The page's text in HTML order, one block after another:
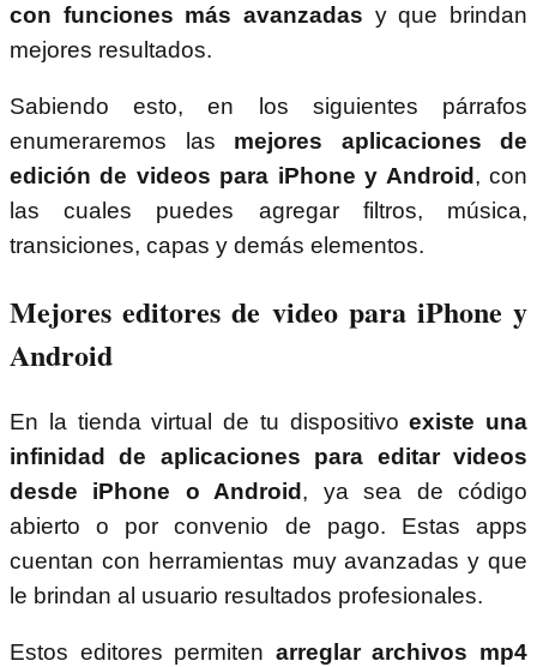
con funciones más avanzadas y que brindan
mejores resultados.
Sabiendo esto, en los siguientes párrafos
enumeraremos las mejores aplicaciones de
edición de videos para iPhone y Android, con
las cuales puedes agregar filtros, música,
transiciones, capas y demás elementos.
Mejores editores de video para iPhone y
Android
En la tienda virtual de tu dispositivoexiste una
infinidad de aplicaciones para editar videos
desde iPhone o Android , ya sea de código
abierto o por convenio de pago. Estas apps
cuentan con herramientas muy avanzadas y que
le brindan al usuario resultados profesionales.
Estos editores permiten arreglar archivos mp4